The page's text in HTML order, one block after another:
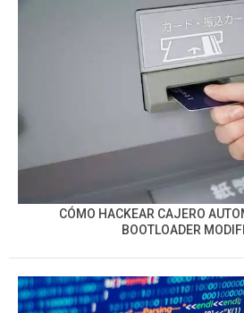
CÓMO HACKEAR CAJERO
BOOTLOADER